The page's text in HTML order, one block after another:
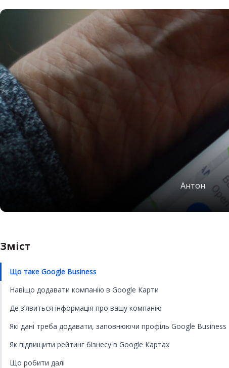
Антон
Зміст
Що таке Google Business
Навіщо додавати компанію в Google Карти
Де зʼявиться інформація про вашу компанію
Які дані треба додавати, заповнюючи профіль Google Business
Як підвищити рейтинг бізнесу в Google Картах
Що робити далі